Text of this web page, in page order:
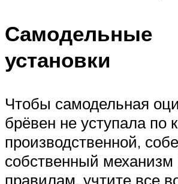
Самодельные
установки
Чтобы самодельная
брёвен не уступала по
производственной,
собственный механизм
правилам, учтите все